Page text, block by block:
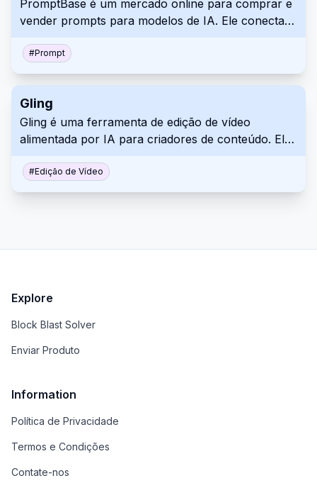
educacional, assistencial ou baseada em negócios.
PromptBase é um mercado online para comprar e
vender prompts para modelos de IA. Ele conecta
uma plataforma para descobrir, comprar e vender
prompts otimizados para diferentes fins criativos.
economiza horas ou até dias de experimentação.
#Prompt
Gling
Gling é uma ferramenta de edição de vídeo
alimentada por IA para criadores de conteúdo. Ele
("um", "ah") de vídeos, visando principalmente
conteúdo de "talking head". Isso agiliza o processo
#Edição de Vídeo
Explore
Block Blast Solver
Enviar Produto
Information
Política de Privacidade
Termos e Condições
Contate-nos